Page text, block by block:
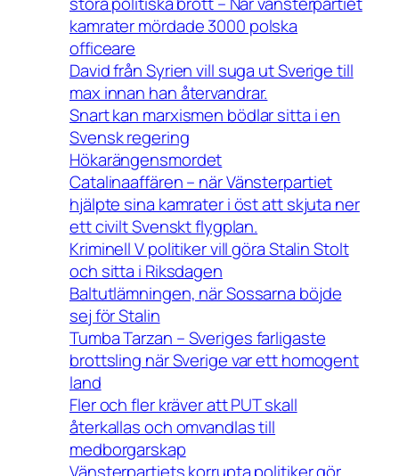
kamrater mördade 3000 polska
officeare
David från Syrien vill suga ut Sverige till
max innan han återvandrar.
Snart kan marxismen bödlar sitta i en
Svensk regering
Hökarängensmordet
Catalinaaffären – när Vänsterpartiet
hjälpte sina kamrater i öst att skjuta ner
ett civilt Svenskt flygplan.
Kriminell V politiker vill göra Stalin Stolt
och sitta i Riksdagen
Baltutlämningen, när Sossarna böjde
sej för Stalin
Tumba Tarzan – Sveriges farligaste
brottsling när Sverige var ett homogent
land
Fler och fler kräver att PUT skall
återkallas och omvandlas till
medborgarskap